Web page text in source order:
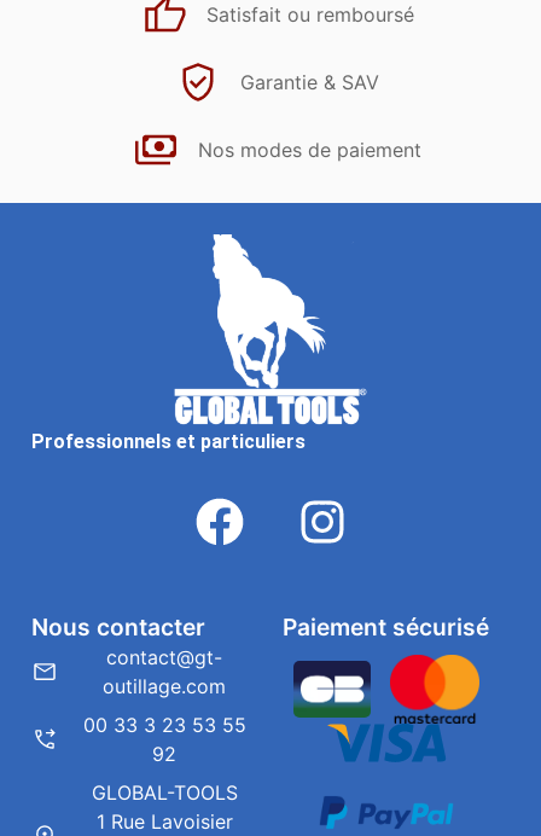
Satisfait ou remboursé
Garantie & SAV
Nos modes de paiement
Professionnels et particuliers
Paiement sécurisé
Nous contacter
contact@gt-
outillage.com
00 33 3 23 53 55
92
GLOBAL-TOOLS
1 Rue Lavoisier